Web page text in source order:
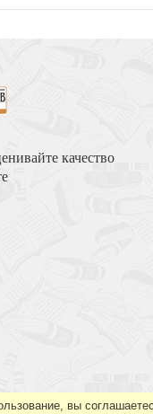
Африканский)
вы